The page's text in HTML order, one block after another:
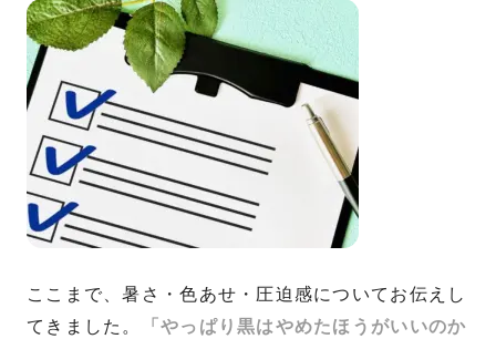
ここまで、暑さ・色あせ・圧迫感についてお伝えし
てきました。
「やっぱり黒はやめたほうがいいのか